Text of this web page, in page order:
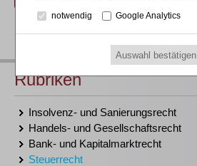
zurück
Rubriken
Insolvenz- und Sanierungsrecht
Handels- und Gesellschaftsrecht
Bank- und Kapitalmarktrecht
Steuerrecht
notwendig Google Analytics
Auswahl bestätigen